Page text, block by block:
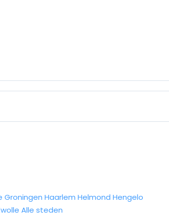
Groningen Haarlem Helmond Hengelo
Alle steden